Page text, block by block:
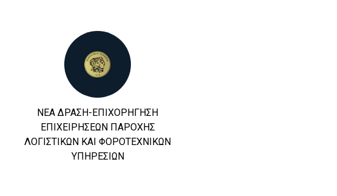
ΝΕΑ ΔΡΑΣΗ-ΕΠΙΧΟΡΗΓΗΣΗ
ΕΠΙΧΕΙΡΗΣΕΩΝ ΠΑΡΟΧΗΣ
ΛΟΓΙΣΤΙΚΩΝ ΚΑΙ ΦΟΡΟΤΕΧΝΙΚΩΝ
ΥΠΗΡΕΣΙΩΝ